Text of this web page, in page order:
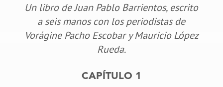
Un libro de Juan Pablo Barrientos, escrito
a seis manos con los periodistas de
Vorágine Pacho Escobar y Mauricio López
Rueda.
CAPÍTULO 1